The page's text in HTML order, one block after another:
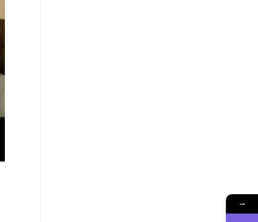
→